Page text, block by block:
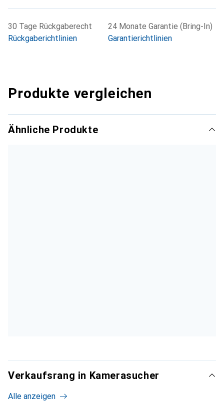
30 Tage Rückgaberecht
Rückgaberichtlinien
24 Monate Garantie (Bring-In)
Garantierichtlinien
Produkte vergleichen
Ähnliche Produkte
Verkaufsrang in Kamerasucher
Alle anzeigen